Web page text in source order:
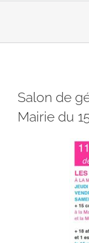
Salon de
Mairie du